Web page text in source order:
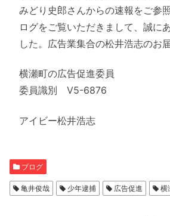
みどり史郎さんからの速報をご参
ログをご覧いただきまして、誠に
した。広告業集合の松井浩志のお
横瀬町の広告促進委員
委員識別 V5-6876
アイビー松井浩志
ブログ
亀井俊哉 少年逮捕 広告促進 横